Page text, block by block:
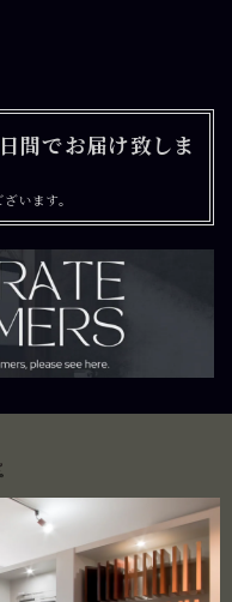
間でお届け致しま
います。